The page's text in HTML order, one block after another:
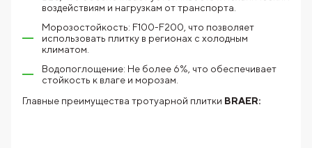
воздействиям и нагрузкам от транспорта.
Морозостойкость: F100-F200, что позволяет
использовать плитку в регионах с холодным
климатом.
Водопоглощение: Не более 6%, что обеспечивает
стойкость к влаге и морозам.
Главные преимущества тротуарной плитки BRAER: